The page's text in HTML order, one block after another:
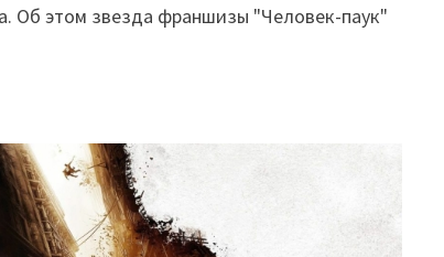
Об этом звезда франшизы "Человек-паук"